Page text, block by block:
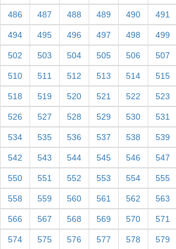
486 487 488 489 490 491
494 495 496 497 498 499
502 503 504 505 506 507
510 511 512 513 514 515
518 519 520 521 522 523
526 527 528 529 530 531
534 535 536 537 538 539
542 543 544 545 546 547
550 551 552 553 554 555
558 559 560 561 562 563
566 567 568 569 570 571
574 575 576 577 578 579